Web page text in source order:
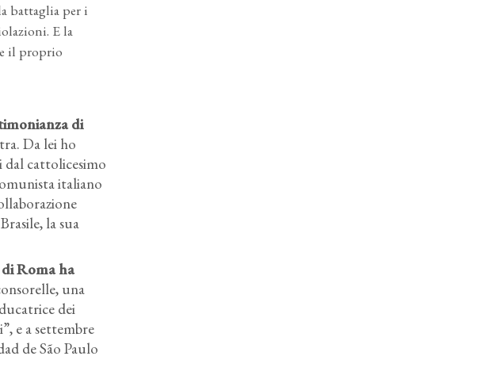
battaglia per i
E la
il proprio
di
Da lei ho
dal cattolicesimo
italiano
la sua
Roma ha
una
dei
e a settembre
de São Paulo